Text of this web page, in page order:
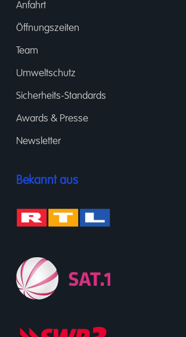
Anfahrt
Öffnungszeiten
Team
Umweltschutz
Sicherheits-Standards
Awards & Presse
Newsletter
Bekannt aus